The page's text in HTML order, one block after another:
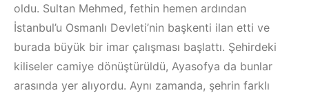
oldu. Sultan Mehmed, fethin hemen ardından
İstanbul’u Osmanlı Devleti’nin başkenti ilan etti ve
burada büyük bir imar çalışması başlattı. Şehirdeki
kiliseler camiye dönüştürüldü, Ayasofya da bunlar
arasında yer alıyordu. Aynı zamanda, şehrin farklı